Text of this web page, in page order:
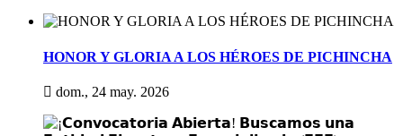
HONOR Y GLORIA A LOS HÉROES DE PICHINCHA
dom., 24 may. 2026